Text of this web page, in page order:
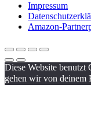
Impressum
Amazon-
Diese Website benutzt
gehen wir von deinem